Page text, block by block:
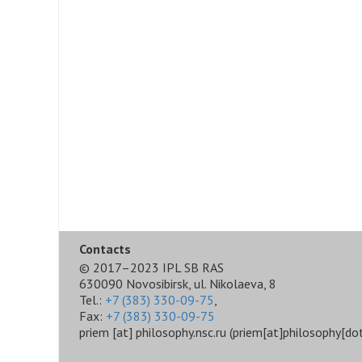
Contacts
© 2017–2023 IPL SB RAS
630090 Novosibirsk, ul. Nikolaeva, 8
Tel.: +7 (383) 330-09-75
Fax: +7 (383) 330-09-75
priem [at] philosophy.nsc.ru